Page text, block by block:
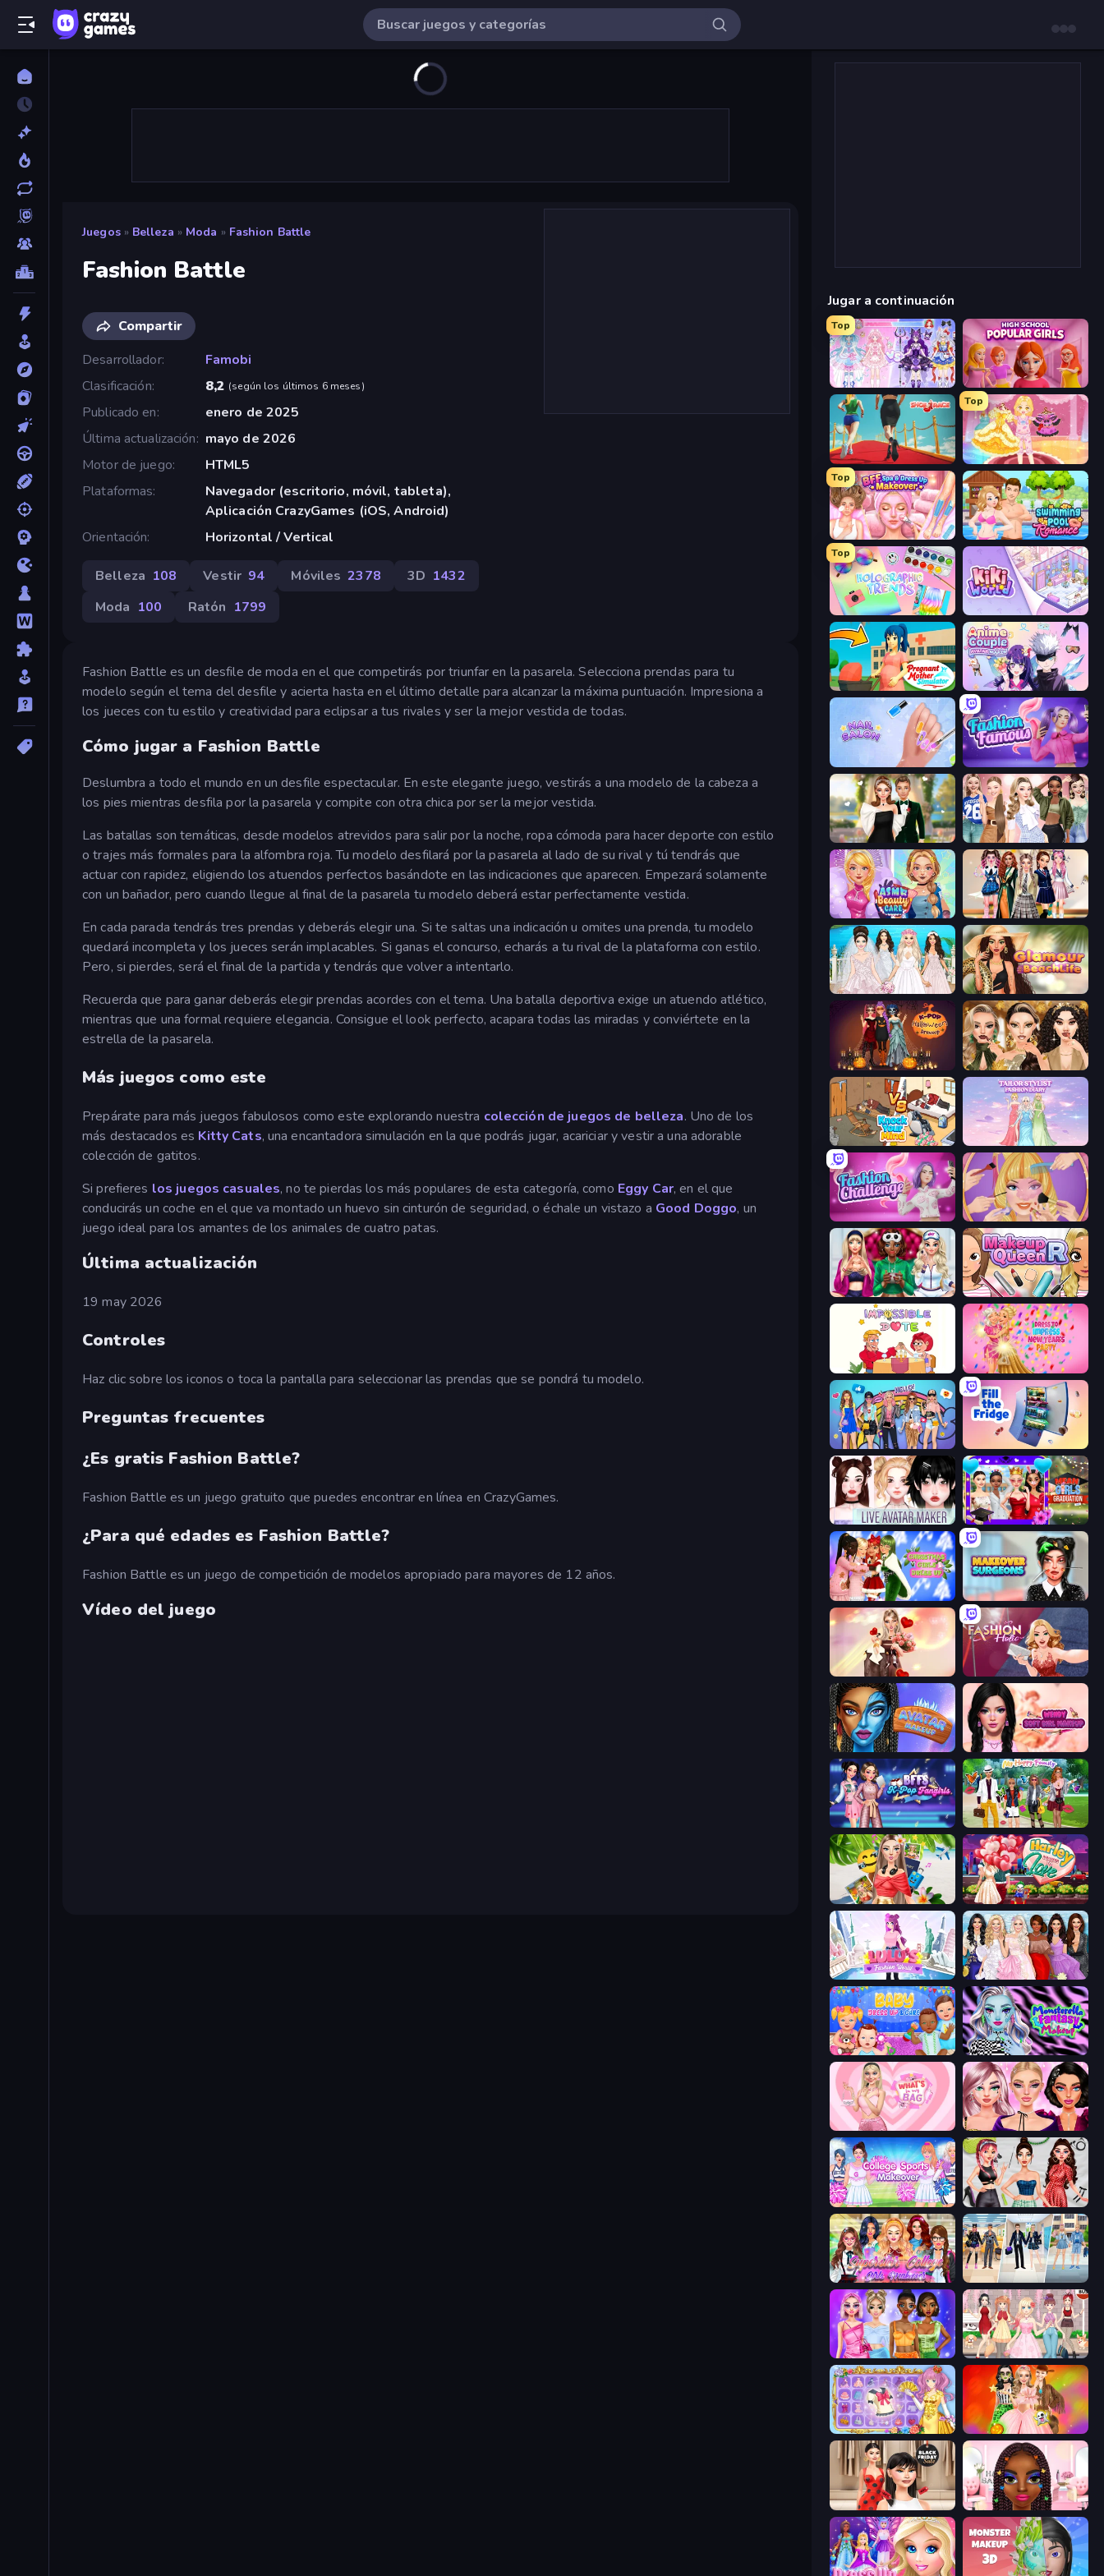
Juegos » Belleza » Moda » Fashion Battle
Fashion Battle
Compartir
Desarrollador
Famobi
Clasificación
8,2 (según los últimos 6 meses)
Publicado en
enero de 2025
Última actualización
mayo de 2026
Motor de juego
HTML5
Plataformas
Navegador (escritorio, móvil, tableta),
Aplicación CrazyGames (iOS, Android)
Orientación
Horizontal / Vertical
Belleza 108 Vestir 94 Móviles 2378 3D 1432
Moda 100 Ratón 1799
Fashion Battle es un desfile de moda en el que competirás por triunfar en la pasarela. Selecciona prendas para tu
modelo según el tema del desfile y acierta hasta en el último detalle para alcanzar la máxima puntuación. Impresiona a
los jueces con tu estilo y creatividad para eclipsar a tus rivales y ser la mejor vestida de todas.
Cómo jugar a Fashion Battle
Deslumbra a todo el mundo en un desfile espectacular. En este elegante juego, vestirás a una modelo de la cabeza a
los pies mientras desfila por la pasarela y compite con otra chica por ser la mejor vestida.
Las batallas son temáticas, desde modelos atrevidos para salir por la noche, ropa cómoda para hacer deporte con estilo
o trajes más formales para la alfombra roja. Tu modelo desfilará por la pasarela al lado de su rival y tú tendrás que
actuar con rapidez, eligiendo los atuendos perfectos basándote en las indicaciones que aparecen. Empezará solamente
con un bañador, pero cuando llegue al final de la pasarela tu modelo deberá estar perfectamente vestida.
En cada parada tendrás tres prendas y deberás elegir una. Si te saltas una indicación u omites una prenda, tu modelo
quedará incompleta y los jueces serán implacables. Si ganas el concurso, echarás a tu rival de la plataforma con estilo.
Pero, si pierdes, será el final de la partida y tendrás que volver a intentarlo.
Recuerda que para ganar deberás elegir prendas acordes con el tema. Una batalla deportiva exige un atuendo atlético,
mientras que una formal requiere elegancia. Consigue el look perfecto, acapara todas las miradas y conviértete en la
estrella de la pasarela.
Más juegos como este
Prepárate para más juegos fabulosos como este explorando nuestra colección de juegos de belleza. Uno de los
más destacados es Kitty Cats, una encantadora simulación en la que podrás jugar, acariciar y vestir a una adorable
colección de gatitos.
Si prefieres los juegos casuales, no te pierdas los más populares de esta categoría, como Eggy Car, en el que
conducirás un coche en el que va montado un huevo sin cinturón de seguridad, o échale un vistazo a Good Doggo, un
juego ideal para los amantes de los animales de cuatro patas.
Última actualización
19 may 2026
Controles
Haz clic sobre los iconos o toca la pantalla para seleccionar las prendas que se pondrá tu modelo.
Preguntas frecuentes
¿Es gratis Fashion Battle?
Fashion Battle es un juego gratuito que puedes encontrar en línea en CrazyGames.
¿Para qué edades es Fashion Battle?
Fashion Battle es un juego de competición de modelos apropiado para mayores de 12 años.
Vídeo del juego
Jugar a continuación
Top
Idol Livestream: Fashion Game
Shoe Race
Top
Royal Glow Princess Makeover
Top
BFF Makeover - Spa & Dress Up Swimming Pool Romance
Top
Holographic Trends KiKi World
Pregnant Mother Simulator Anime Couple: Avatar Maker
Nail Salon Fashion Famous
Valentine's Day Proposal Fashion Week 2025
ASMR Beauty Care Back To School: Uniforms Edition
Model Wedding Glamour Beach Life
Autumn Glam Gala
Knock Your Mind Tailor Stylist: Fashion Diary
Fashion Challenge: Catwalk Run Extreme Makeover
BFFs Luxury Loungewear Make Up Queen R
Impossible Date Dress To Impress: New Year's Party
Fill The Fridge
Live Avatar Maker: Girls Mean Girls Graduation Day
Christmas Girls Dress Up Makeover Surgeons
GRWM Date Night Fashion Holic
Avatar Make Up Wendy Soft Girl Makeup
BFFs K-Pop Fangirls Superstar Family Dress Up
Travel with Me: ASMR Edition Harley Learns To Love
Lulu's Fashion World Model Dress Up Girl
Baby Dress Up Monsterella Fantasy Makeup
What's In My Bag New Year Makeup Trends
College Sport Team Makeover Brat Girl Summer
Superstar College Girls Makeover College Girl & Boy Makeover
Monochrome Looks Anime Girls Dress Up Games
Anime Princess Dress Up Iconic Halloween Costumes
Shopaholic Black Friday Braided Hairstyles Fashion